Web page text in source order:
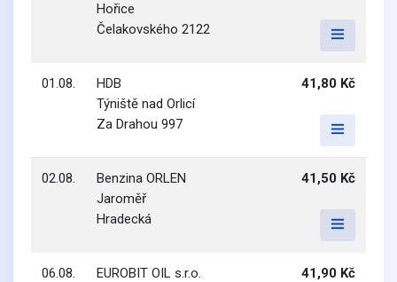
Hořice
Čelakovského 2122
01.08.
HDB
Týniště nad Orlicí
Za Drahou 997
41,80 Kč
02.08.
Benzina ORLEN
Jaroměř
Hradecká
41,50 Kč
06.08.
EUROBIT OIL s.r.o.
41,90 Kč